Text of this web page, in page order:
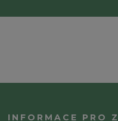
INFORMACE PRO